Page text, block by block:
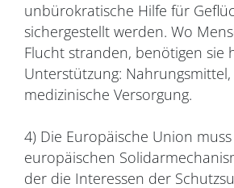
unbürokratische Hilfe für
sichergestellt werden. Wo
Flucht stranden, benötigen sie
Unterstützung:
medizinische Versorgung.
4) Die Europäische Union
europäischen
der die Interessen der